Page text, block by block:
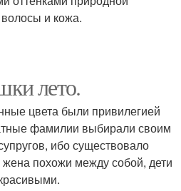
и кожа.
лето.
цвета были привилегией
фамилии выбирали своим
ибо существовало
жена похожи между собой, дети